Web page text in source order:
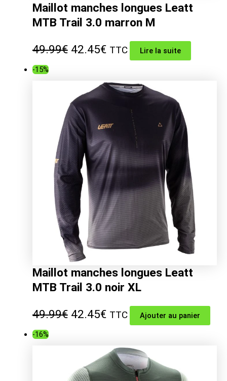
Maillot manches longues Leatt
MTB Trail 3.0 marron M
49.99€ Le
initial
était :
49.99€.
42.45€Le
actuel
42.45€.
TTC Lire la suite
-15%
Maillot manches longues Leatt
MTB Trail 3.0 noir XL
49.99€ Le
était :
42.45€Le
actuel
est :
TTC Ajouter au panier
-16%